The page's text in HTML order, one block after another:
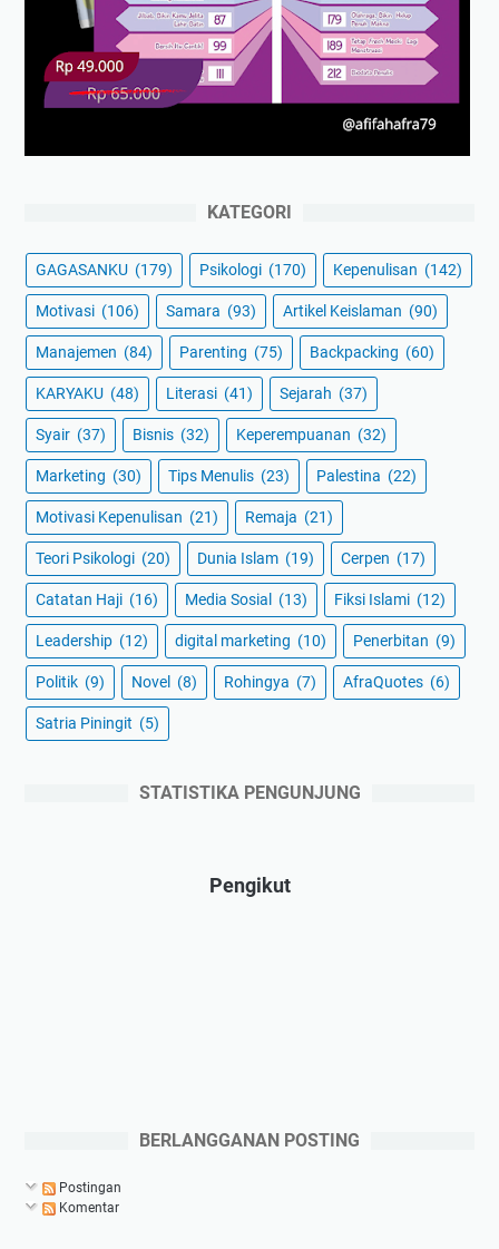
KATEGORI
GAGASANKU (179) Psikologi (170) Kepenulisan (142)
Motivasi (106) Samara (93) Artikel Keislaman (90)
Manajemen (84) Parenting (75) Backpacking (60)
KARYAKU (48) Literasi (41) Sejarah (37)
Syair (37) Bisnis (32) Keperempuanan (32)
Marketing (30) Tips Menulis (23) Palestina (22)
Motivasi Kepenulisan (21) Remaja (21)
Teori Psikologi (20) Dunia Islam (19) Cerpen (17)
Catatan Haji (16) Media Sosial (13) Fiksi Islami (12)
Leadership (12) digital marketing (10) Penerbitan (9)
Politik (9) Novel (8) Rohingya (7) AfraQuotes (6)
Satria Piningit (5)
STATISTIKA PENGUNJUNG
Pengikut
BERLANGGANAN POSTING
Postingan
Komentar